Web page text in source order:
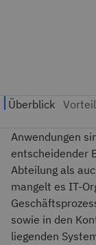
Anwendungen
entscheidender
Abteilung als
mangelt es IT-
sowie in den
liegenden